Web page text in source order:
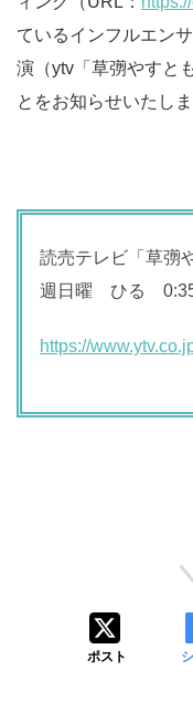
ているインフルエン
演（ytv「草彅やすと
とをお知らせいたしま
読売テレビ「草彅
週日曜 ひる 0:35
https://
ポスト